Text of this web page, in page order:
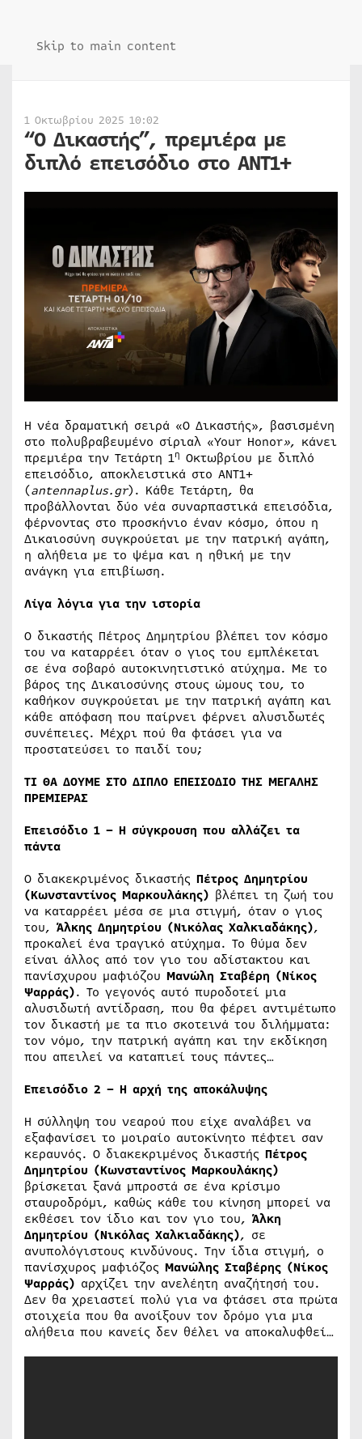
Skip to main content
1 Οκτωβρίου 2025 10:02
“Ο Δικαστής”, πρεμιέρα με
διπλό επεισόδιο στο ANT1+
Η νέα δραματική σειρά «Ο Δικαστής», βασισμένη
στο πολυβραβευμένο σίριαλ «Your Honor», κάνει
πρεμιέρα την Τετάρτη 1η Οκτωβρίου με διπλό
επεισόδιο, αποκλειστικά στο ΑΝΤ1+
(antennaplus.gr). Κάθε Τετάρτη, θα
προβάλλονται δύο νέα συναρπαστικά επεισόδια,
φέρνοντας στο προσκήνιο έναν κόσμο, όπου η
Δικαιοσύνη συγκρούεται με την πατρική αγάπη,
η αλήθεια με το ψέμα και η ηθική με την
ανάγκη για επιβίωση.
Λίγα λόγια για την ιστορία
Ο δικαστής Πέτρος Δημητρίου βλέπει τον κόσμο
του να καταρρέει όταν ο γιος του εμπλέκεται
σε ένα σοβαρό αυτοκινητιστικό ατύχημα. Με το
βάρος της Δικαιοσύνης στους ώμους του, το
καθήκον συγκρούεται με την πατρική αγάπη και
κάθε απόφαση που παίρνει φέρνει αλυσιδωτές
συνέπειες. Μέχρι πού θα φτάσει για να
προστατεύσει το παιδί του;
ΤΙ ΘΑ ΔΟΥΜΕ ΣΤΟ ΔΙΠΛΟ ΕΠΕΙΣΟΔΙΟ ΤΗΣ ΜΕΓΑΛΗΣ
ΠΡΕΜΙΕΡΑΣ
Επεισόδιο 1 – Η σύγκρουση που αλλάζει τα
πάντα
Ο διακεκριμένος δικαστής Πέτρος Δημητρίου
(Κωνσταντίνος Μαρκουλάκης) βλέπει τη ζωή του
να καταρρέει μέσα σε μια στιγμή, όταν ο γιος
του, Άλκης Δημητρίου (Νικόλας Χαλκιαδάκης),
προκαλεί ένα τραγικό ατύχημα. Το θύμα δεν
είναι άλλος από τον γιο του αδίστακτου και
πανίσχυρου μαφιόζου Μανώλη Σταβέρη (Νίκος
Ψαρράς). Το γεγονός αυτό πυροδοτεί μια
αλυσιδωτή αντίδραση, που θα φέρει αντιμέτωπο
τον δικαστή με τα πιο σκοτεινά του διλήμματα:
τον νόμο, την πατρική αγάπη και την εκδίκηση
που απειλεί να καταπιεί τους πάντες…
Επεισόδιο 2 – Η αρχή της αποκάλυψης
Η σύλληψη του νεαρού που είχε αναλάβει να
εξαφανίσει το μοιραίο αυτοκίνητο πέφτει σαν
κεραυνός. Ο διακεκριμένος δικαστής Πέτρος
Δημητρίου (Κωνσταντίνος Μαρκουλάκης)
βρίσκεται ξανά μπροστά σε ένα κρίσιμο
σταυροδρόμι, καθώς κάθε του κίνηση μπορεί να
εκθέσει τον ίδιο και τον γιο του, Άλκη
Δημητρίου (Νικόλας Χαλκιαδάκης), σε
ανυπολόγιστους κινδύνους. Την ίδια στιγμή, ο
πανίσχυρος μαφιόζος Μανώλης Σταβέρης (Νίκος
Ψαρράς) αρχίζει την ανελέητη αναζήτησή του.
Δεν θα χρειαστεί πολύ για να φτάσει στα πρώτα
στοιχεία που θα ανοίξουν τον δρόμο για μια
αλήθεια που κανείς δεν θέλει να αποκαλυφθεί…